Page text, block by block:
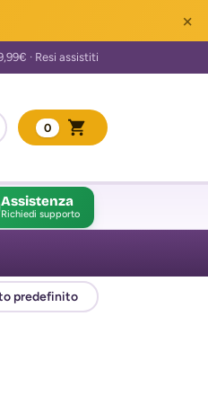
×
0
Assistenza
Richiedi supporto